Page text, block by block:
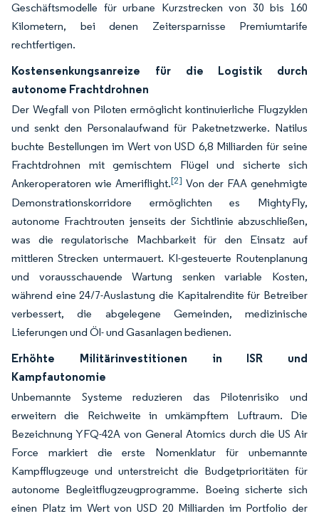
Geschäftsmodelle für urbane Kurzstrecken von 30 bis 160
Kilometern, bei denen Zeitersparnisse Premiumtarife
rechtfertigen.
Kostensenkungsanreize für die Logistik durch
autonome Frachtdrohnen
Der Wegfall von Piloten ermöglicht kontinuierliche Flugzyklen
und senkt den Personalaufwand für Paketnetzwerke. Natilus
buchte Bestellungen im Wert von USD 6,8 Milliarden für seine
Frachtdrohnen mit gemischtem Flügel und sicherte sich
Ankeroperatoren wie Ameriflight.[2] Von der FAA genehmigte
Demonstrationskorridore ermöglichten es MightyFly,
autonome Frachtrouten jenseits der Sichtlinie abzuschließen,
was die regulatorische Machbarkeit für den Einsatz auf
mittleren Strecken untermauert. KI-gesteuerte Routenplanung
und vorausschauende Wartung senken variable Kosten,
während eine 24/7-Auslastung die Kapitalrendite für Betreiber
verbessert, die abgelegene Gemeinden, medizinische
Lieferungen und Öl- und Gasanlagen bedienen.
Erhöhte Militärinvestitionen in ISR und
Kampfautonomie
Unbemannte Systeme reduzieren das Pilotenrisiko und
erweitern die Reichweite in umkämpftem Luftraum. Die
Bezeichnung YFQ-42A von General Atomics durch die US Air
Force markiert die erste Nomenklatur für unbemannte
Kampfflugzeuge und unterstreicht die Budgetprioritäten für
autonome Begleitflugzeugprogramme. Boeing sicherte sich
einen Platz im Wert von USD 20 Milliarden im Portfolio der